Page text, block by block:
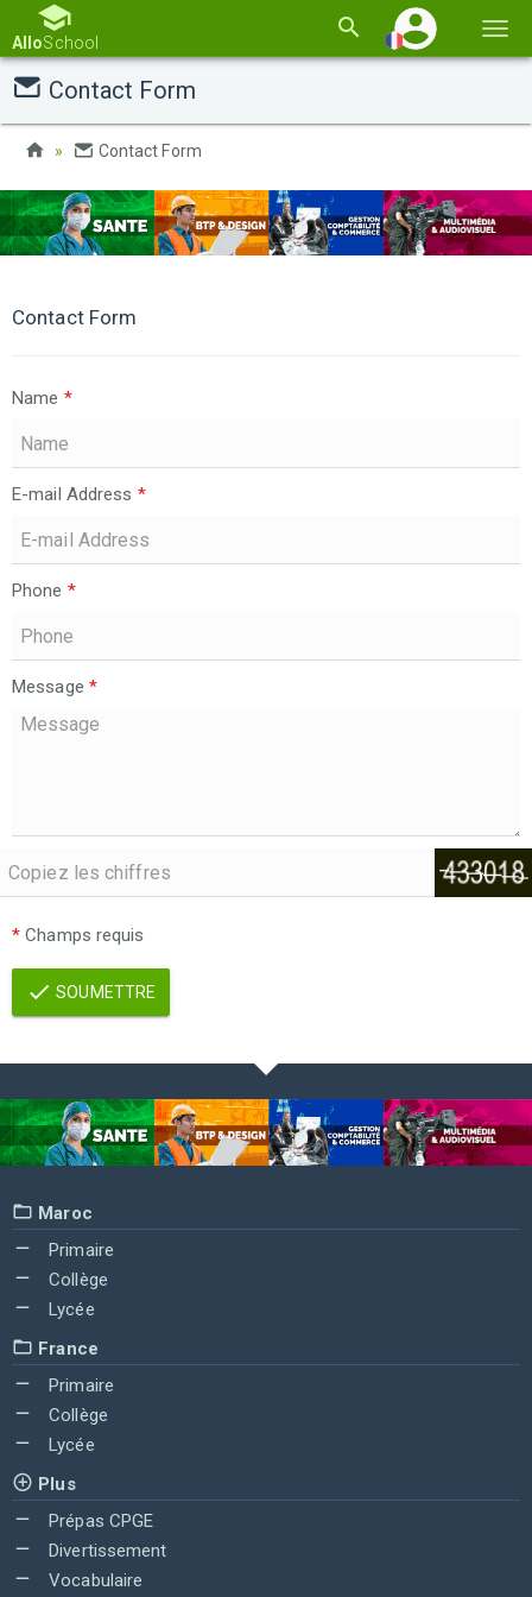
la
AlloSchool
Contact Form
Contact Form
Contact Form
Name *
E-mail Address *
Phone *
Message *
* Champs requis
SOUMETTRE
Maroc
Primaire
Collège
Lycée
France
Primaire
Collège
Lycée
Plus
Prépas CPGE
Divertissement
Vocabulaire